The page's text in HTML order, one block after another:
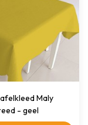
Maly
- geel